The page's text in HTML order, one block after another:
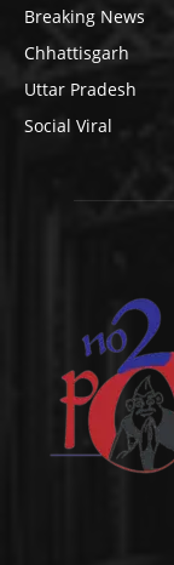
Breaking News
Chhattisgarh
Uttar Pradesh
Social Viral